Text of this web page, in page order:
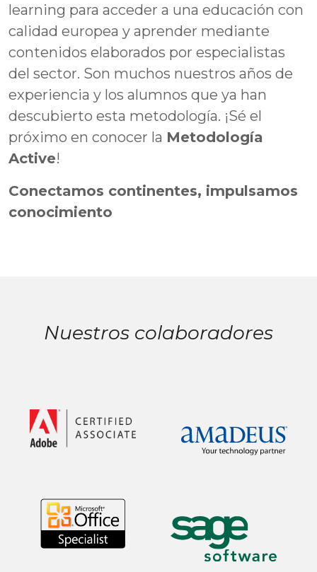
learning para acceder a una educación con
calidad europea y aprender mediante
contenidos elaborados por especialistas
del sector. Son muchos nuestros años de
experiencia y los alumnos que ya han
descubierto esta metodología. ¡Sé el
próximo en conocer la Metodología
Active!
Conectamos continentes, impulsamos
conocimiento
Nuestros colaboradores